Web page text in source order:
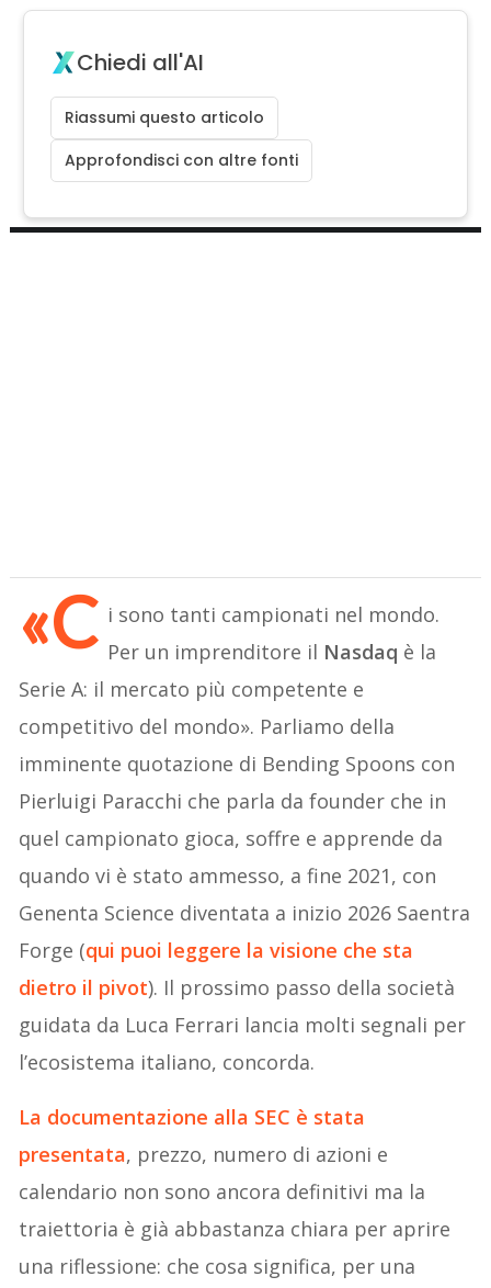
Chiedi all'AI
Riassumi questo articolo
Approfondisci con altre fonti
«C i sono tanti campionati nel mondo.
Per un imprenditore il Nasdaq è la
Serie A: il mercato più competente e
competitivo del mondo». Parliamo della
imminente quotazione di Bending Spoons con
Pierluigi Paracchi che parla da founder che in
quel campionato gioca, soffre e apprende da
quando vi è stato ammesso, a fine 2021, con
Genenta Science diventata a inizio 2026 Saentra
Forge (qui puoi leggere la visione che sta
dietro il pivot). Il prossimo passo della società
guidata da Luca Ferrari lancia molti segnali per
l’ecosistema italiano, concorda.
La documentazione alla SEC è stata
presentata, prezzo, numero di azioni e
calendario non sono ancora definitivi ma la
traiettoria è già abbastanza chiara per aprire
una riflessione: che cosa significa, per una